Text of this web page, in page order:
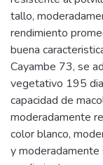
tallo,
rendimiento
buena
Cayambe 73, se
vegetativo 195
capacidad de
moderadamente
color blanco,
y